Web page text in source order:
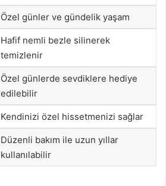
Özel günler ve gündelik yaşam
Hafif nemli bezle silinerek
temizlenir
Özel günlerde sevdiklere hediye
edilebilir
Kendinizi özel hissetmenizi sağlar
Düzenli bakım ile uzun yıllar
kullanılabilir